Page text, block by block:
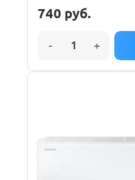
740 руб.